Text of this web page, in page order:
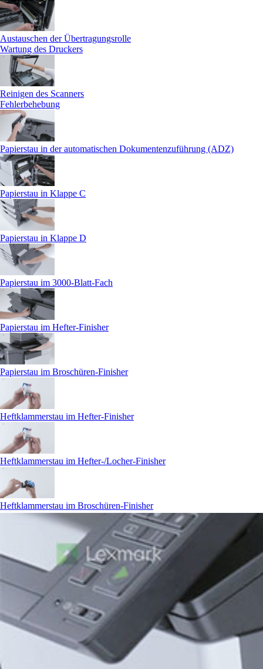
Austauschen der Übertragungsrolle
Wartung des Druckers
Reinigen des Scanners
Fehlerbehebung
Papierstau in der automatischen Dokumentenzuführung (ADZ)
Papierstau in Klappe C
Papierstau in Klappe D
Papierstau im 3000-Blatt-Fach
Papierstau im Hefter-Finisher
Papierstau im Broschüren-Finisher
Heftklammerstau im Hefter-Finisher
Heftklammerstau im Hefter-/Locher-Finisher
Heftklammerstau im Broschüren-Finisher